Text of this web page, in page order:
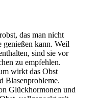
das man nicht
genießen kann. Weil
sind sie vor
zu empfehlen.
wirkt das Obst
Blasenprobleme.
Glückhormonen und